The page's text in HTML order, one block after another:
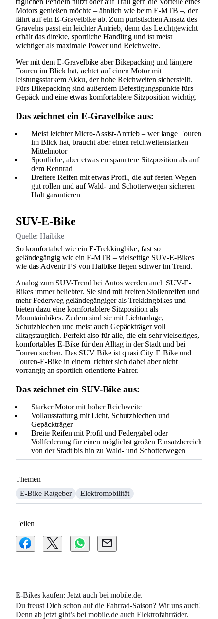
täglichen Pendeln nutzt oder auf Trail gern die Vorteile eines
Motors genießen möchte – ähnlich wie beim E-MTB –, der
fährt auf ein E-Gravelbike ab. Zum puristischen Ansatz des
Gravelns passt ein leichter Antrieb, denn das Leichtgewicht
erhält das direkte, sportliche Handling und ist meist
wichtiger als maximale Power und Reichweite.
Wer mit dem E-Gravelbike aber Bikepacking und längere
Touren im Blick hat, achtet auf einen Motor mit
leistungsstarkem Akku, der hohe Reichweiten sicherstellt.
Fürs Bikepacking sind außerdem Befestigungspunkte fürs
Gepäck und eine etwas komfortablere Sitzposition wichtig.
Das zeichnet ein E-Gravelbike aus:
Meist leichter Micro-Assist-Antrieb – wer lange Touren
im Blick hat, braucht aber einen reichweitenstarken
Mittelmotor
Sportliche, aber etwas entspanntere Sitzposition als auf
dem Rennrad
Breitere Reifen mit etwas Profil, die auf festen Wegen
gut rollen und auf Wald- und Schotterwegen sicheren
Halt garantieren
SUV-E-Bike
Quelle: Haibike
So komfortabel wie ein E-Trekkingbike, fast so
geländegängig wie ein E-MTB – vielseitige SUV-E-Bikes
wie das Adventr FS von Haibike liegen schwer im Trend.
Analog zum SUV-Trend bei Autos werden auch SUV-E-
Bikes immer beliebter. Sie sind mit breiten Stollenreifen und
mehr Federweg geländegängiger als Trekkingbikes und
bieten dazu eine komfortablere Sitzposition als
Mountainbikes. Zudem sind sie mit Lichtanlage,
Schutzblechen und meist auch Gepäckträger voll
alltagstauglich. Perfekt also für alle, die ein sehr vielseitiges,
komfortables E-Bike für den Alltag in der Stadt und bei
Touren suchen. Das SUV-Bike ist quasi City-E-Bike und
Touren-E-Bike in einem, richtet sich dabei aber nicht
vorrangig an sportlich orientierte Fahrer.
Das zeichnet ein SUV-Bike aus:
Starker Motor mit hoher Reichweite
Vollausstattung mit Licht, Schutzblechen und
Gepäckträger
Breite Reifen mit Profil und Federgabel oder
Vollfederung für einen möglichst großen Einsatzbereich
von der Stadt bis hin zu Wald- und Schotterwegen
Themen
E-Bike Ratgeber
Elektromobilität
Teilen
E-Bikes kaufen: Jetzt auch bei mobile.de.
Du freust Dich schon auf die Fahrrad-Saison? Wir uns auch!
Denn ab jetzt gibt’s bei mobile.de auch Elektrofahrräder.